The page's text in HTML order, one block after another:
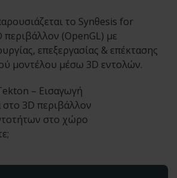
το Synθesis for
(OpenGL) με
επεξεργασίας & επέκτασης
μοντέλου μέσω 3D εντολών.
– Εισαγωγή
στο 3D περιβάλλον
στο χώρο